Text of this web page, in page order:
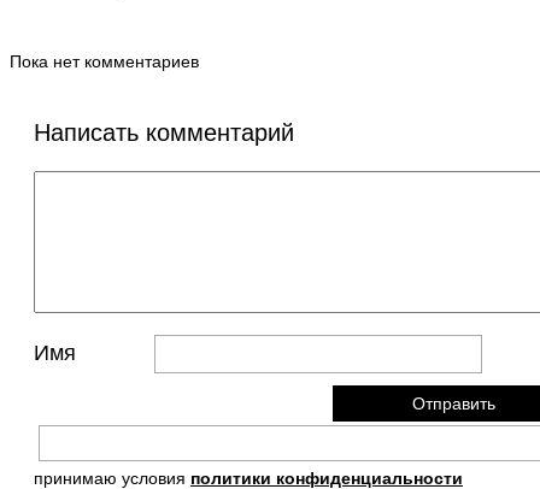
Пока нет комментариев
Написать комментарий
Имя
принимаю условия политики конфиденциальности